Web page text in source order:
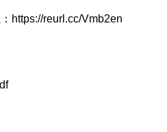
https://reurl.cc/Vmb2en